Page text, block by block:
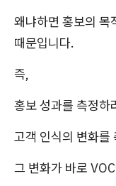
왜냐하면 홍보의 목
때문입니다.
즉,
홍보 성과를 측정하
고객 인식의 변화를
그 변화가 바로